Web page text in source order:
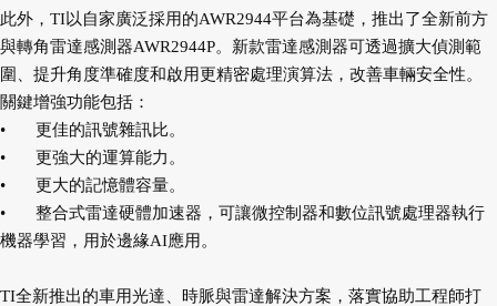
此外，TI以自家廣泛採用的AWR2944平台為基礎，推出了全新前方
與轉角雷達感測器AWR2944P。新款雷達感測器可透過擴大偵測範
圍、提升角度準確度和啟用更精密處理演算法，改善車輛安全性。
關鍵增強功能包括：
•
更佳的訊號雜訊比。
•
更強大的運算能力。
•
更大的記憶體容量。
•
整合式雷達硬體加速器，可讓微控制器和數位訊號處理器執行
機器學習，用於邊緣AI應用。
TI全新推出的車用光達、時脈與雷達解決方案，落實協助工程師打